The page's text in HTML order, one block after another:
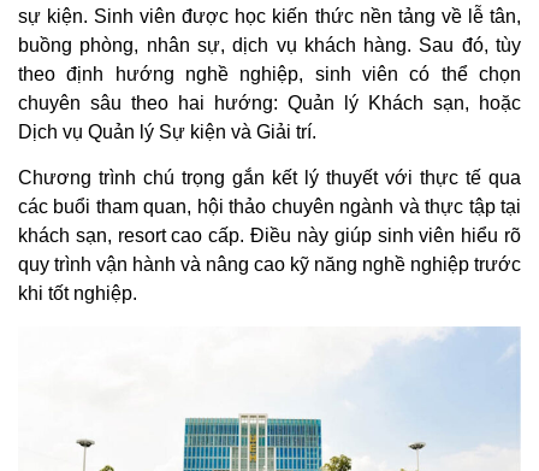
sự kiện. Sinh viên được học kiến thức nền tảng về lễ tân,
buồng phòng, nhân sự, dịch vụ khách hàng. Sau đó, tùy
theo định hướng nghề nghiệp, sinh viên có thể chọn
chuyên sâu theo hai hướng: Quản lý Khách sạn, hoặc
Dịch vụ Quản lý Sự kiện và Giải trí.
Chương trình chú trọng gắn kết lý thuyết với thực tế qua
các buổi tham quan, hội thảo chuyên ngành và thực tập tại
khách sạn, resort cao cấp. Điều này giúp sinh viên hiểu rõ
quy trình vận hành và nâng cao kỹ năng nghề nghiệp trước
khi tốt nghiệp.